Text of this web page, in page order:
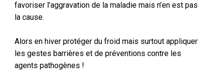
favoriser l’aggravation de la maladie mais n’en est pas
la cause.
Alors en hiver protéger du froid mais surtout appliquer
les gestes barrières et de préventions contre les
agents pathogènes !